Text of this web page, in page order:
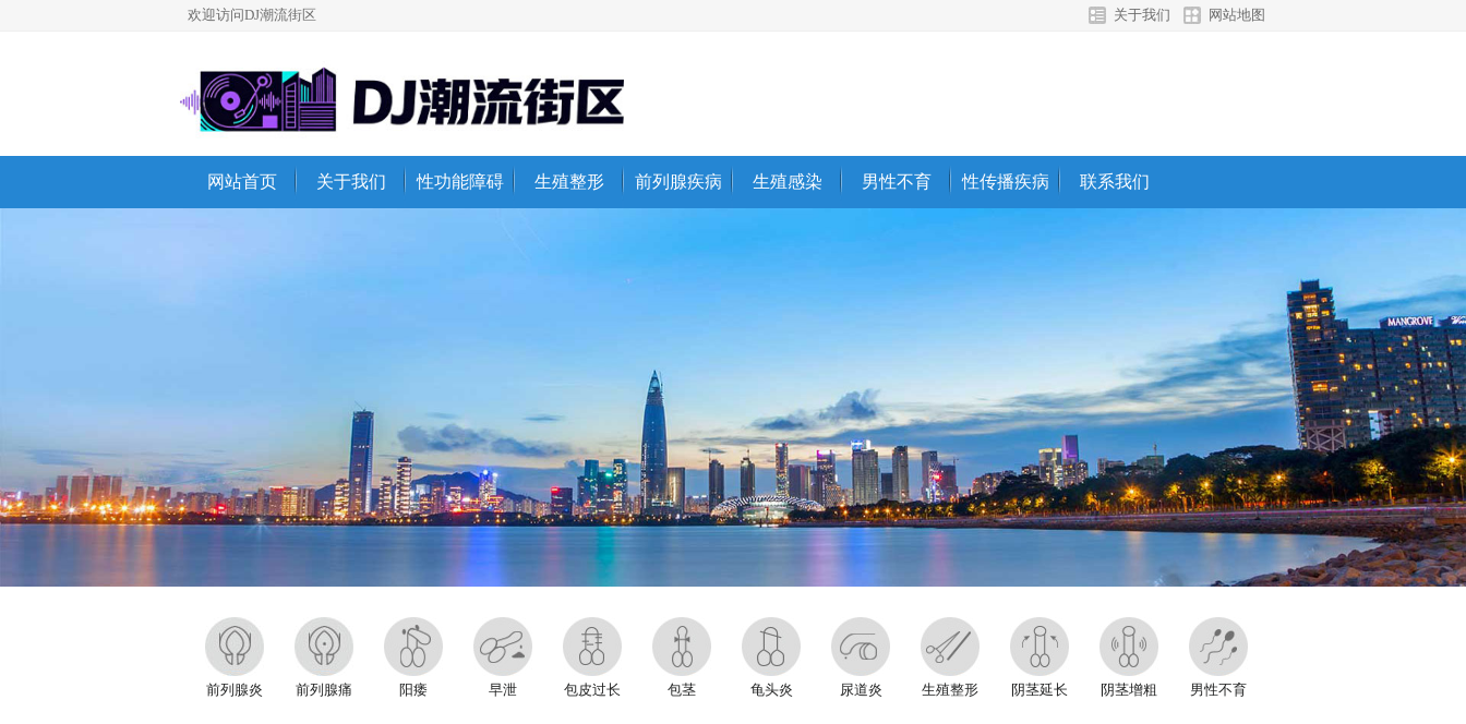
欢迎访问DJ潮流街区 关于我们 网站地图
网站首页 关于我们 性功能障碍 生殖整形 前列腺疾病 生殖感染 男性不育 性传播疾病 联系我们
前列腺炎 前列腺痛 阳痿 早泄 包皮过长 包茎 龟头炎 尿道炎 生殖整形 阴茎延长 阴茎增粗 男性不育